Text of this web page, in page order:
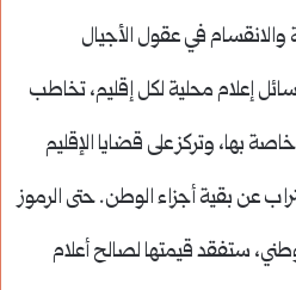
والانقسام في عقول الأجيال
إعلام محلية لكل إقليم، تخاطب
بها، وتركز على قضايا الإقليم
عن بقية أجزاء الوطن. حتى الرموز
ستفقد قيمتها لصالح أعلام